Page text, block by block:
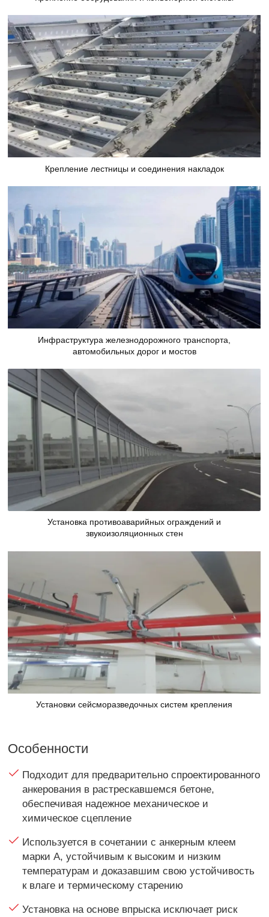
Крепление лестницы и соединения накладок
Инфраструктура железнодорожного транспорта,
автомобильных дорог и мостов
Установка противоаварийных ограждений и
звукоизоляционных стен
Установки сейсморазведочных систем крепления
Особенности
Подходит для предварительно спроектированного
анкерования в растрескавшемся бетоне,
обеспечивая надежное механическое и
химическое сцепление
Используется в сочетании с анкерным клеем
марки А, устойчивым к высоким и низким
температурам и доказавшим свою устойчивость
к влаге и термическому старению
Установка на основе впрыска исключает риск